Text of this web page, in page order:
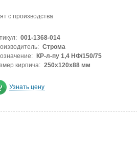
с производства
001-1368-014
Строма
КР-л-пу 1,4 НФ/150/75
кирпича: 250х120х88 мм
Узнать цену